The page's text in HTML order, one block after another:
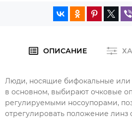
ОПИСАНИЕ
Люди, носящие бифокальные или
в основном, выбирают очковые
регулируемыми носоупорами,
отрегулировать положение линз